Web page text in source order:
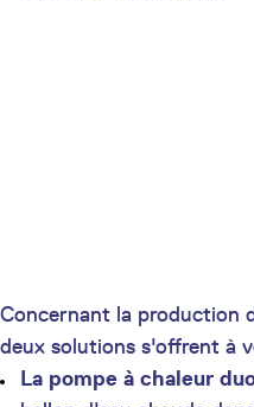
Concernant la production
deux solutions s'offrent à
La pompe à chaleur